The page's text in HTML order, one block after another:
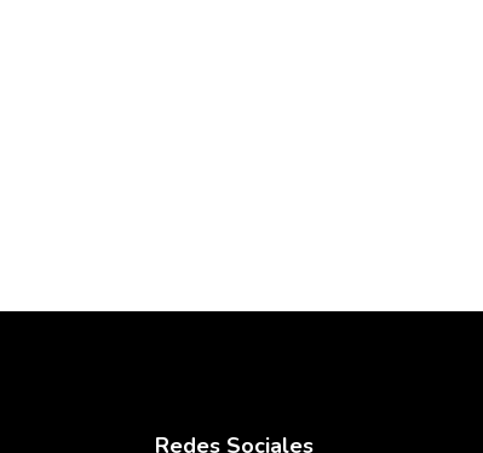
Redes Sociales